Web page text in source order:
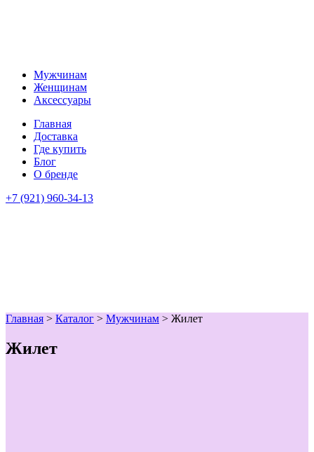
Мужчинам
Женщинам
Аксессуары
Главная
Доставка
Где купить
Блог
О бренде
+7 (921) 960-34-13
Главная > Каталог > Мужчинам > Жилет
Жилет